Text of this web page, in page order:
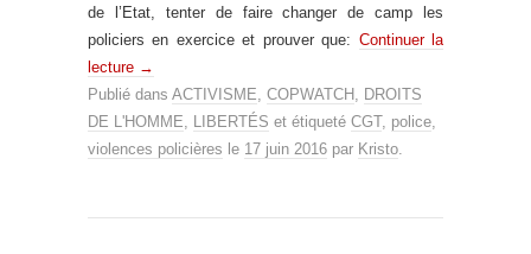
de l’Etat, tenter de faire changer de camp les
policiers en exercice et prouver que: Continuer la
lecture →
Publié dans ACTIVISME COPWATCH DROITS
DE L'HOMME
LIBERTÉS et étiqueté CGT, police
violences policières le 17 juin 2016 par Kristo